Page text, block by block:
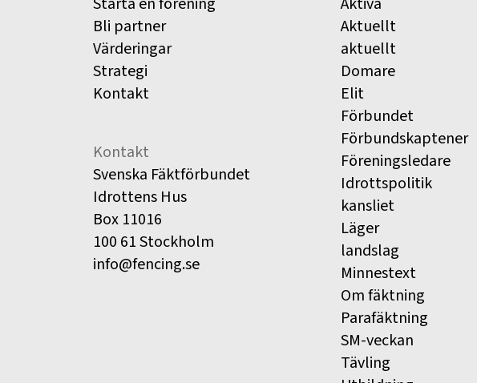
Bli partner
Värderingar
Strategi
Kontakt
Kontakt
Svenska Fäktförbundet
Idrottens Hus
Box 11016
100 61 Stockholm
info@fencing.se
Aktuellt
aktuellt
Domare
Elit
Förbundet
Förbundskaptener
Föreningsledare
Idrottspolitik
kansliet
Läger
landslag
Minnestext
Om fäktning
Parafäktning
SM-veckan
Tävling